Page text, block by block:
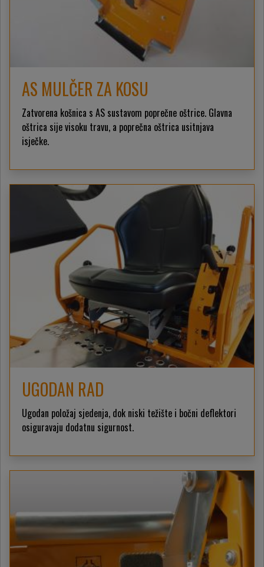
AS MULČER ZA KOSU
Zatvorena košnica s AS sustavom poprečne oštrice. Glavna
oštrica sije visoku travu, a poprečna oštrica usitnjava
isječke.
UGODAN RAD
Ugodan položaj sjedenja, dok niski težište i bočni deflektori
osiguravaju dodatnu sigurnost.